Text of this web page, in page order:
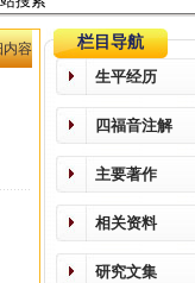
容
栏目导航
生平经历
四福音注解
主要著作
相关资料
研究文集